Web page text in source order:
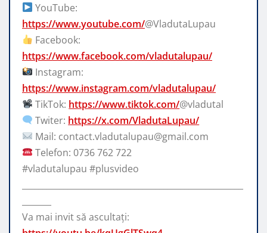
YouTube:
https://www.youtube.com/@VladutaLupau
Facebook:
https://www.facebook.com/vladutalupau/
Instagram:
https://www.instagram.com/vladutalupau/
TikTok: https://www.tiktok.com/@vladutal
Twiter: https://x.com/VladutaLupau/
Mail: contact.vladutalupau@gmail.com
Telefon: 0736 762 722
#vladutalupau #plusvideo
Va mai invit să ascultați: